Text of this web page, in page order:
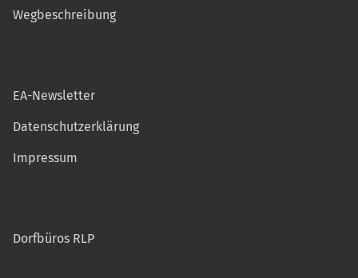
Wegbeschreibung
EA-Newsletter
Datenschutzerklärung
Impressum
Dorfbüros RLP